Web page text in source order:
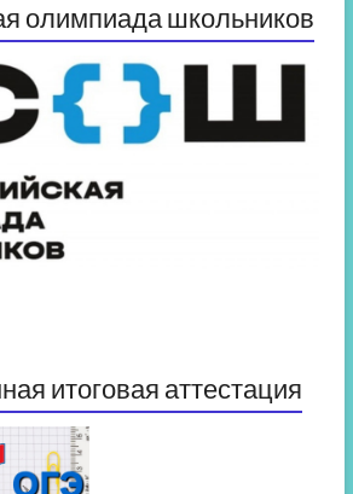
олимпиада школьников
итоговая аттестация